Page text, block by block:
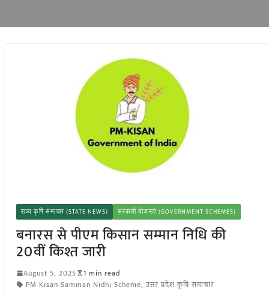
राज्य कृषि समाचार (STATE NEWS) सरकारी योजनाएं (GOVERNMENT SCHEMES)
बनारस से पीएम किसान सम्मान निधि की
20वीं किश्त जारी
August 5, 2025
1 min read
PM Kisan Samman Nidhi Scheme, उत्तर प्रदेश कृषि समाचार